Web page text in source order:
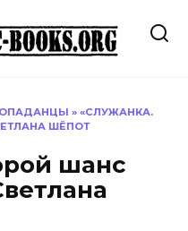
» «СЛУЖАНКА.
ШЁПОТ
шанс